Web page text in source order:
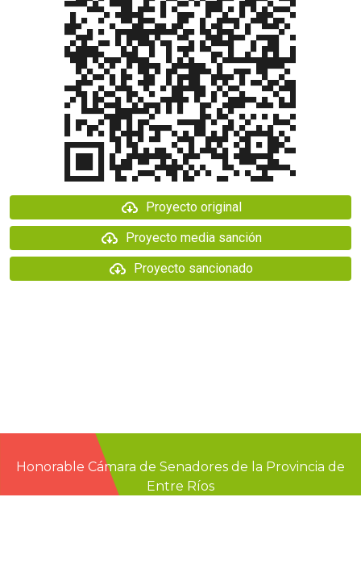
Proyecto original
Proyecto media sanción
Proyecto sancionado
Honorable Cámara de Senadores de la Provincia de
Entre Ríos